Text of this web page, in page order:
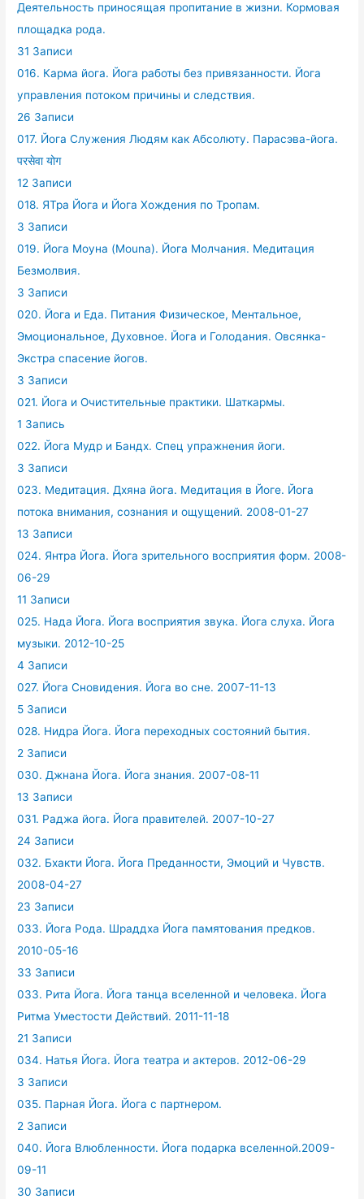
Деятельность приносящая пропитание в жизни. Кормовая
площадка рода.
31 Записи
016. Карма йога. Йога работы без привязанности. Йога
управления потоком причины и следствия.
26 Записи
017. Йога Служения Людям как Абсолюту. Парасэва-йога.
परसेवा योग
12 Записи
018. ЯТра Йога и Йога Хождения по Тропам.
3 Записи
019. Йога Моуна (Mouna). Йога Молчания. Медитация
Безмолвия.
3 Записи
020. Йога и Еда. Питания Физическое, Ментальное,
Эмоциональное, Духовное. Йога и Голодания. Овсянка-
Экстра спасение йогов.
3 Записи
021. Йога и Очистительные практики. Шаткармы.
1 Запись
022. Йога Мудр и Бандх. Спец упражнения йоги.
3 Записи
023. Медитация. Дхяна йога. Медитация в Йоге. Йога
потока внимания, сознания и ощущений. 2008-01-27
13 Записи
024. Янтра Йога. Йога зрительного восприятия форм. 2008-
06-29
11 Записи
025. Нада Йога. Йога восприятия звука. Йога слуха. Йога
музыки. 2012-10-25
4 Записи
027. Йога Сновидения. Йога во сне. 2007-11-13
5 Записи
028. Нидра Йога. Йога переходных состояний бытия.
2 Записи
030. Джнана Йога. Йога знания. 2007-08-11
13 Записи
031. Раджа йога. Йога правителей. 2007-10-27
24 Записи
032. Бхакти Йога. Йога Преданности, Эмоций и Чувств.
2008-04-27
23 Записи
033. Йога Рода. Шраддха Йога памятования предков.
2010-05-16
33 Записи
033. Рита Йога. Йога танца вселенной и человека. Йога
Ритма Уместости Действий. 2011-11-18
21 Записи
034. Натья Йога. Йога театра и актеров. 2012-06-29
3 Записи
035. Парная Йога. Йога с партнером.
2 Записи
040. Йога Влюбленности. Йога подарка вселенной.2009-
09-11
30 Записи